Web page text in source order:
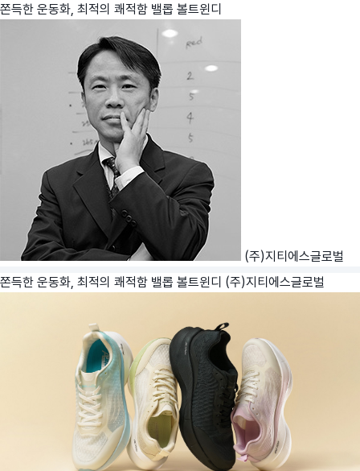
쫀득한 운동화, 최적의 쾌적함 밸롭 볼트윈디
(주)지티에스글로벌
쫀득한 운동화, 최적의 쾌적함 밸롭 볼트윈디 (주)지티에스글로벌